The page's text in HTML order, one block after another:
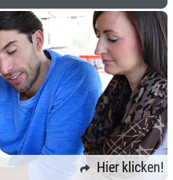
Hier klicken!